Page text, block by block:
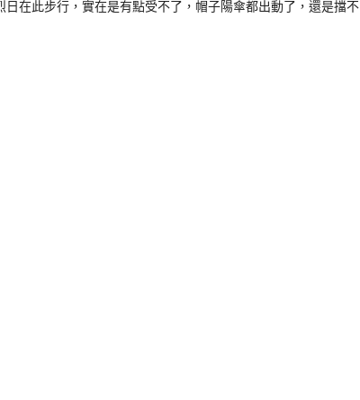
在此步行，實在是有點受不了，帽子陽傘都出動了，還是擋不